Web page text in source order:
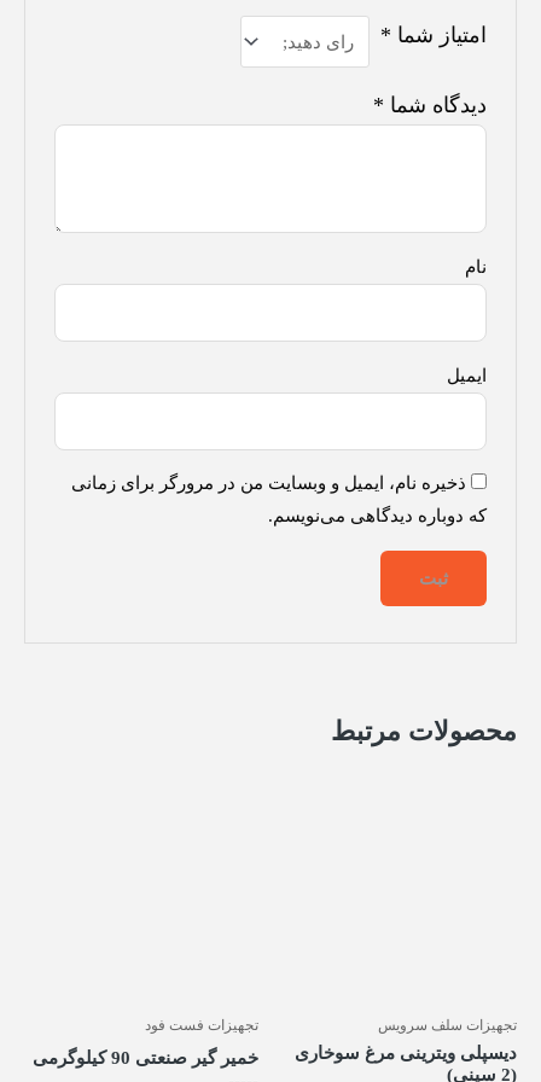
امتیاز شما *
دیدگاه شما *
نام
ایمیل
ذخیره نام، ایمیل و وبسایت من در مرورگر برای زمانی
که دوباره دیدگاهی می‌نویسم.
محصولات مرتبط
تجهیزات سلف سرویس
دیسپلی ویترینی مرغ سوخاری
(2 سینی)
تجهیزات فست فود
خمیر گیر صنعتی 90 کیلوگرمی